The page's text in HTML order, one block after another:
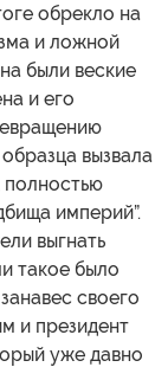
обрекло на
и ложной
были веские
и его
вызвала
полностью
империй”.
выгнать
такое было
своего
и президент
уже давно